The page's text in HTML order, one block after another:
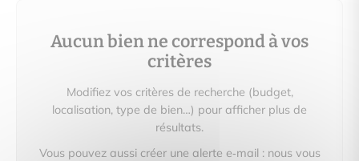
Aucun bien ne correspond à vos
critères
Modifiez vos critères de recherche (budget,
localisation, type de bien…) pour afficher plus de
résultats.
Vous pouvez aussi créer une alerte e‑mail : nous vous